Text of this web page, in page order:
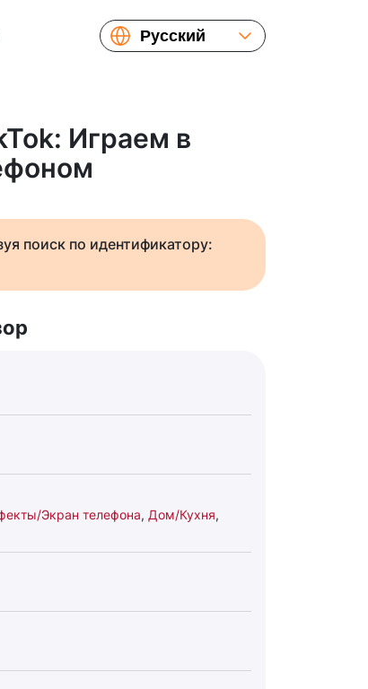
Русский
Français
Играем в
поиск по идентификатору:
Экран телефона, Дом/Кухня,